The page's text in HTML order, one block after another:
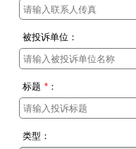
被投诉单位：
标题 *：
类型：